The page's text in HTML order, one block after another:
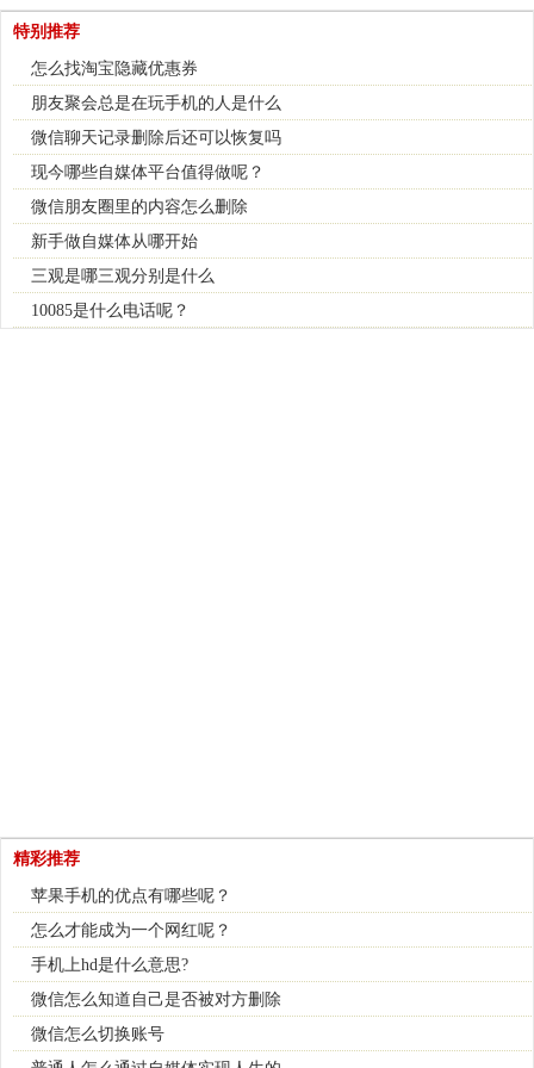
特别推荐
怎么找淘宝隐藏优惠券
朋友聚会总是在玩手机的人是什么
微信聊天记录删除后还可以恢复吗
现今哪些自媒体平台值得做呢？
微信朋友圈里的内容怎么删除
新手做自媒体从哪开始
三观是哪三观分别是什么
10085是什么电话呢？
精彩推荐
苹果手机的优点有哪些呢？
怎么才能成为一个网红呢？
手机上hd是什么意思?
微信怎么知道自己是否被对方删除
微信怎么切换账号